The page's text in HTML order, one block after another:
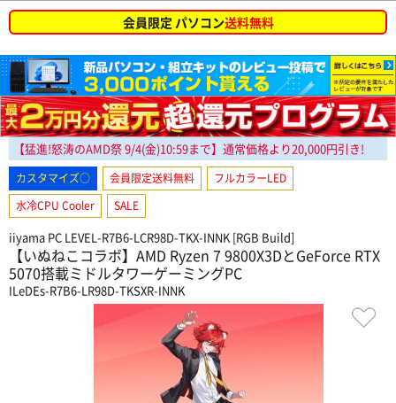
会員限定 パソコン送料無料
【猛進!怒涛のAMD祭9/4(金)10:59まで】通常価格より20,000円引き!
カスタマイズ○ 会員限定送料無料
フルカラーLED
水冷CPU Cooler
SALE
iiyama PC LEVEL-R7B6-LCR98D-TKX-INNK [RGB Build]
【いぬねこコラボ】AMD Ryzen 7 9800X3DとGeForce RTX
5070搭載ミドルタワーゲーミングPC
ILeDEs-R7B6-LR98D-TKSXR-INNK